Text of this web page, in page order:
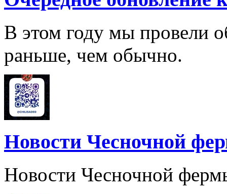
В этом году мы провели
раньше, чем обычно.
Новости Чесночной
Новости Чесночной